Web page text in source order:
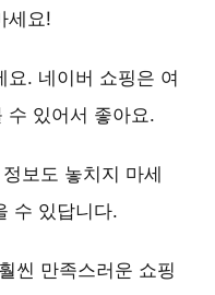
세요!
요. 네이버 쇼핑은 여
수 있어서 좋아요.
보 도 놓치지 마세
수 있답니다.
씬 만족스러운 쇼핑